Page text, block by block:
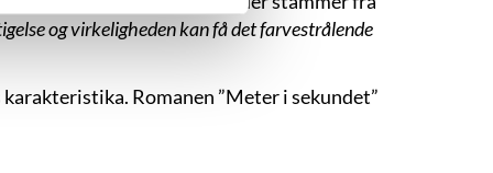
og virkeligheden kan få det farvestrålende
Romanen ”Meter i sekundet”